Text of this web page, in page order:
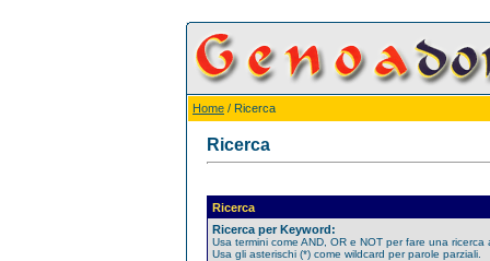
Home / Ricerca
Ricerca
Ricerca
Ricerca per Keyword:
Usa termini come AND, OR e NOT per fare una ricerca
Usa gli asterischi (*) come wildcard per parole parziali.